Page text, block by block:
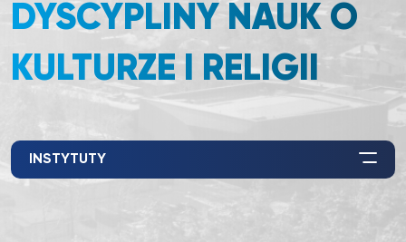
DYSCYPLINY NAUK O
KULTURZE I RELIGII
INSTYTUTY